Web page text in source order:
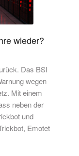
wieder?
Das BSI
wegen
Mit einem
neben der
und
Emotet